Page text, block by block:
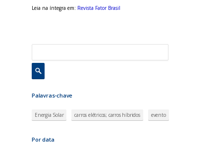
Leia na íntegra em: Revista Fator Brasil
Palavras-chave
Energia Solar carros elétricos; carros híbridos evento
Por data